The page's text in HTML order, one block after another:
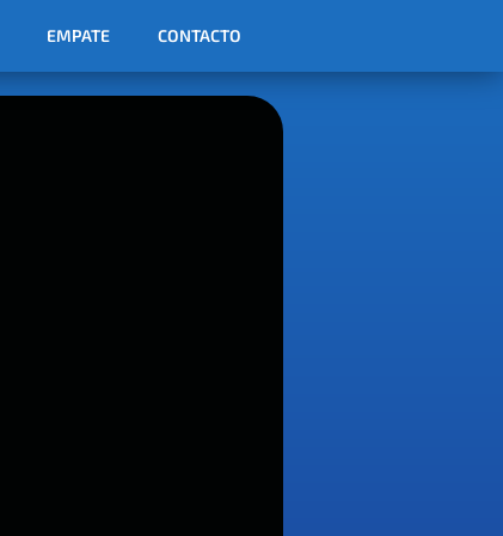
EMPATE CONTACTO